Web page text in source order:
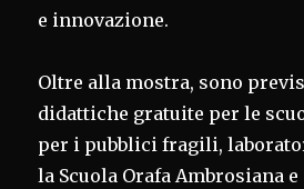
e innovazione.
Oltre alla mostra, sono
didattiche gratuite per le
per i pubblici fragili,
la Scuola Orafa Ambrosiana